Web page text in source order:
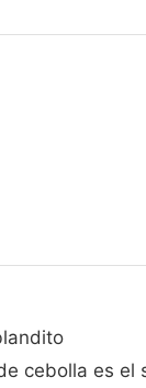
cebolla es el